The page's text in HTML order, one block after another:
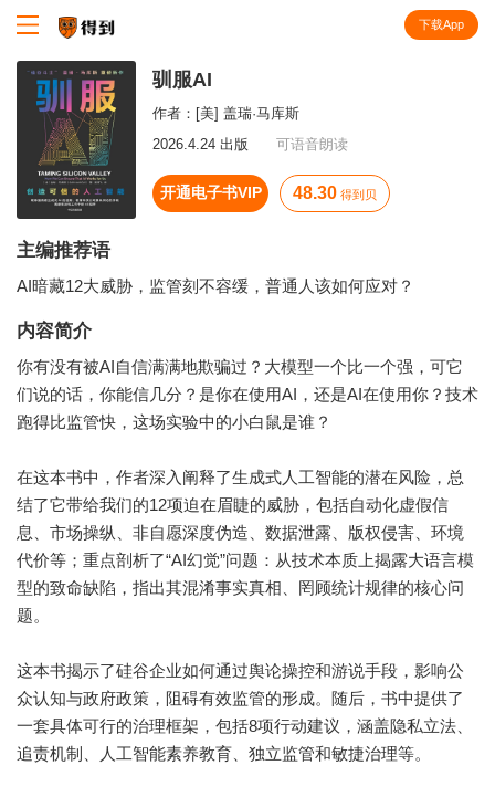
下载App
驯服AI
作者： [美] 盖瑞·马库斯
2026.4.24 出版
可语音朗读
开通电子书VIP 48.30 得到贝
主编推荐语
AI暗藏12大威胁，监管刻不容缓，普通人该如何应对？
内容简介
你有没有被AI自信满满地欺骗过？大模型一个比一个强，可它
们说的话，你能信几分？是你在使用AI，还是AI在使用你？技术
跑得比监管快，这场实验中的小白鼠是谁？
在这本书中，作者深入阐释了生成式人工智能的潜在风险，总
结了它带给我们的12项迫在眉睫的威胁，包括自动化虚假信
息、市场操纵、非自愿深度伪造、数据泄露、版权侵害、环境
代价等；重点剖析了“AI幻觉”问题：从技术本质上揭露大语言模
型的致命缺陷，指出其混淆事实真相、罔顾统计规律的核心问
题。
这本书揭示了硅谷企业如何通过舆论操控和游说手段，影响公
众认知与政府政策，阻碍有效监管的形成。随后，书中提供了
一套具体可行的治理框架，包括8项行动建议，涵盖隐私立法、
追责机制、人工智能素养教育、独立监管和敏捷治理等。